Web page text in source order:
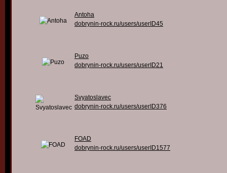
Antoha
dobrynin-rock.ru/users/userID45
Puzo
dobrynin-rock.ru/users/userID21
Svyatoslavec
dobrynin-rock.ru/users/userID376
FOAD
dobrynin-rock.ru/users/userID1577